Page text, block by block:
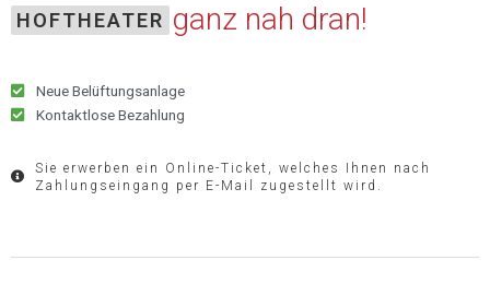
HOFTHEATER ganz nah dran!
Neue Belüftungsanlage
Kontaktlose Bezahlung
Sie erwerben ein Online-Ticket, welches Ihnen nach
Zahlungseingang per E-Mail zugestellt wird.